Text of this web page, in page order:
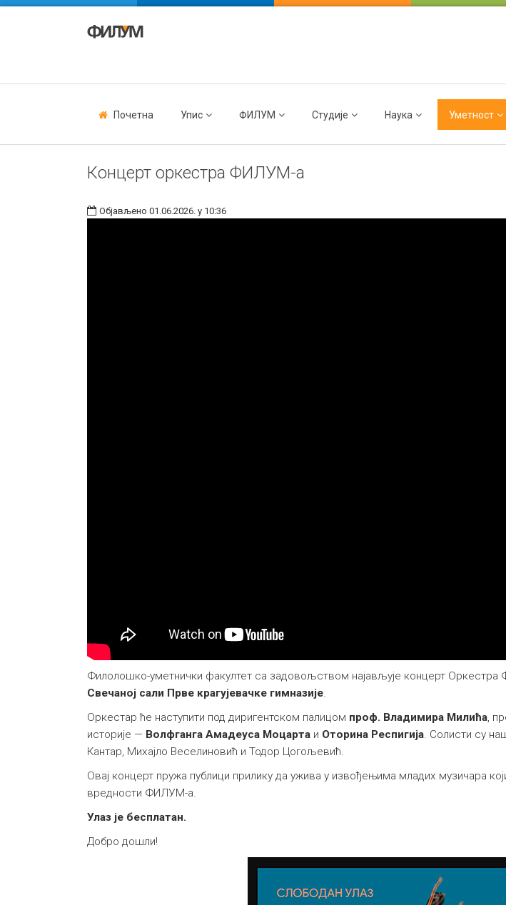
Почетна Упис ФИЛУМ Студије Наука Уметност
Концерт оркестра ФИЛУМ-а
Објављено 01.06.2026. у 10:36
Филолошко-уметнички факултет са задовољством најављује концерт Оркестра
Свечаној сали Прве крагујевачке гимназије.
Оркестар ће наступити под диригентском палицом проф. Владимира Милића,
историје — Волфганга Амадеуса Моцарта и Оторина Респигија. Солисти су
Кантар, Михајло Веселиновић и Тодор Цогољевић.
Овај концерт пружа публици прилику да ужива у извођењима младих музичара
вредности ФИЛУМ-а.
Улаз је бесплатан.
Добро дошли!